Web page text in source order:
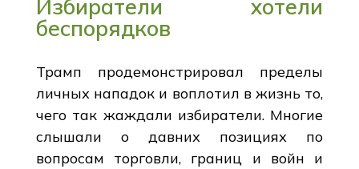
Избиратели хотели
беспорядков
Трамп продемонстрировал пределы
личных нападок и воплотил в жизнь то,
чего так жаждали избиратели. Многие
слышали о давних позициях по
вопросам торговли, границ и войн и